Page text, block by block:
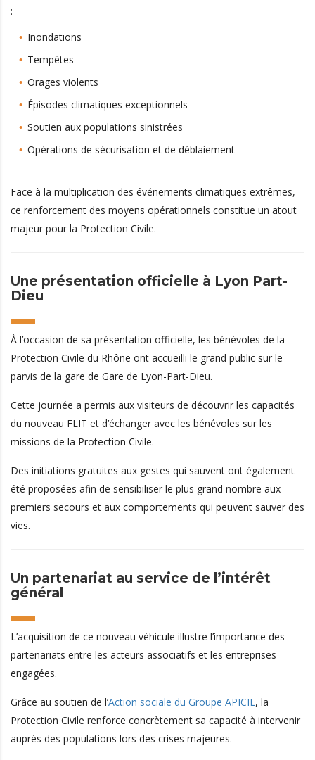
:
Inondations
Tempêtes
Orages violents
Épisodes climatiques exceptionnels
Soutien aux populations sinistrées
Opérations de sécurisation et de déblaiement
Face à la multiplication des événements climatiques extrêmes,
ce renforcement des moyens opérationnels constitue un atout
majeur pour la Protection Civile.
Une présentation officielle à Lyon Part-
Dieu
À l’occasion de sa présentation officielle, les bénévoles de la
Protection Civile du Rhône ont accueilli le grand public sur le
parvis de la gare de Gare de Lyon-Part-Dieu.
Cette journée a permis aux visiteurs de découvrir les capacités
du nouveau FLIT et d’échanger avec les bénévoles sur les
missions de la Protection Civile.
Des initiations gratuites aux gestes qui sauvent ont également
été proposées afin de sensibiliser le plus grand nombre aux
premiers secours et aux comportements qui peuvent sauver des
vies.
Un partenariat au service de l’intérêt
général
L’acquisition de ce nouveau véhicule illustre l’importance des
partenariats entre les acteurs associatifs et les entreprises
engagées.
Grâce au soutien de l’Action sociale du Groupe APICIL, la
Protection Civile renforce concrètement sa capacité à intervenir
auprès des populations lors des crises majeures.